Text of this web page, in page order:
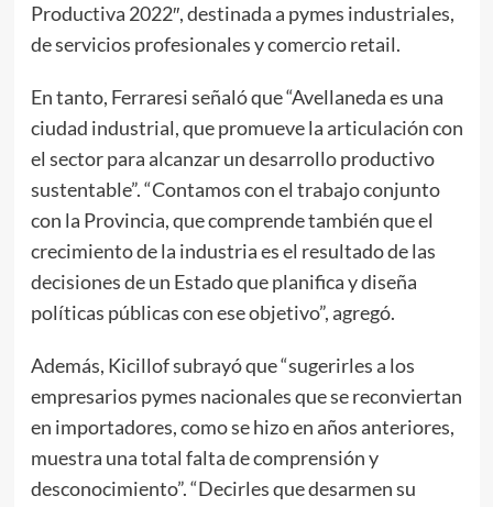
Productiva 2022″, destinada a pymes industriales,
de servicios profesionales y comercio retail.
En tanto, Ferraresi señaló que “Avellaneda es una
ciudad industrial, que promueve la articulación con
el sector para alcanzar un desarrollo productivo
sustentable”. “Contamos con el trabajo conjunto
con la Provincia, que comprende también que el
crecimiento de la industria es el resultado de las
decisiones de un Estado que planifica y diseña
políticas públicas con ese objetivo”, agregó.
Además, Kicillof subrayó que “sugerirles a los
empresarios pymes nacionales que se reconviertan
en importadores, como se hizo en años anteriores,
muestra una total falta de comprensión y
desconocimiento”. “Decirles que desarmen su